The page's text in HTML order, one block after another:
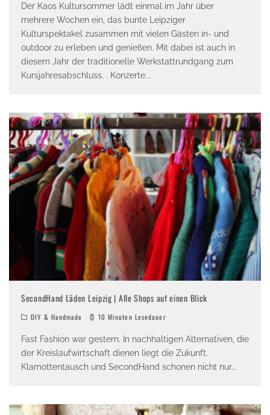
Der Kaos Kultursommer lädt einmal im Jahr über
mehrere Wochen ein, das bunte Leipziger
Kulturspektakel zusammen mit vielen Gästen in- und
outdoor zu erleben und genießen. Mit dabei ist auch in
diesem Jahr der traditionelle Werkstattrundgang zum
Kursjahresabschluss. . Konzerte...
SecondHand Läden Leipzig | Alle Shops auf einen Blick
DIY & Handmade 10 Minuten Lesedauer
Fast Fashion war gestern. In nachhaltigen Alternativen, die
der Kreislaufwirtschaft dienen liegt die Zukunft.
Klamottentausch und SecondHand schonen nicht nur...